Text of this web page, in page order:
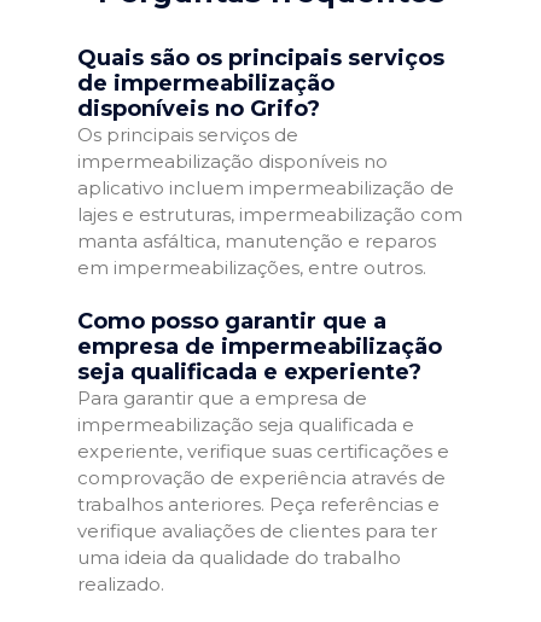
Quais são os principais serviços
de impermeabilização
disponíveis no Grifo?
Os principais serviços de
impermeabilização disponíveis no
aplicativo incluem impermeabilização de
lajes e estruturas, impermeabilização com
manta asfáltica, manutenção e reparos
em impermeabilizações, entre outros.
Como posso garantir que a
empresa de impermeabilização
seja qualificada e experiente?
Para garantir que a empresa de
impermeabilização seja qualificada e
experiente, verifique suas certificações e
comprovação de experiência através de
trabalhos anteriores. Peça referências e
verifique avaliações de clientes para ter
uma ideia da qualidade do trabalho
realizado.